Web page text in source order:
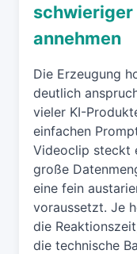
schwieriger
annehmen
Die Erzeugung
deutlich
vieler KI-
einfachen
Videoclip steckt
große
eine fein
voraussetzt. Je
die
die technische